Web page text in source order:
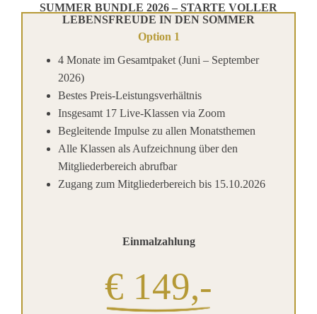
Option 1
SUMMER BUNDLE 2026 – STARTE VOLLER
LEBENSFREUDE IN DEN SOMMER
4 Monate im Gesamtpaket (Juni – September
2026)
Bestes Preis-Leistungsverhältnis
Insgesamt 17 Live-Klassen via Zoom
Begleitende Impulse zu allen Monatsthemen
Alle Klassen als Aufzeichnung über den
Mitgliederbereich abrufbar
Zugang zum Mitgliederbereich bis 15.10.2026
Einmalzahlung
€ 149,-